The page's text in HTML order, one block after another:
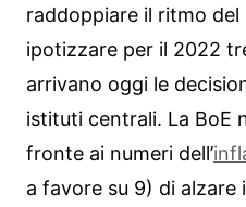
raddoppiare il ritmo del
ipotizzare per il 2022
arrivano oggi le
istituti centrali. La BoE
fronte ai numeri dell’
a favore su 9) di alzare